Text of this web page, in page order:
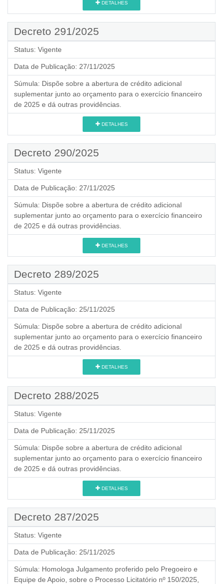
DETALHES
Decreto 291/2025
Status: Vigente
Data de Publicação: 27/11/2025
Súmula: Dispõe sobre a abertura de crédito adicional
suplementar junto ao orçamento para o exercício financeiro
de 2025 e dá outras providências.
DETALHES
Decreto 290/2025
Status: Vigente
Data de Publicação: 27/11/2025
Súmula: Dispõe sobre a abertura de crédito adicional
suplementar junto ao orçamento para o exercício financeiro
de 2025 e dá outras providências.
DETALHES
Decreto 289/2025
Status: Vigente
Data de Publicação: 25/11/2025
Súmula: Dispõe sobre a abertura de crédito adicional
suplementar junto ao orçamento para o exercício financeiro
de 2025 e dá outras providências.
DETALHES
Decreto 288/2025
Status: Vigente
Data de Publicação: 25/11/2025
Súmula: Dispõe sobre a abertura de crédito adicional
suplementar junto ao orçamento para o exercício financeiro
de 2025 e dá outras providências.
DETALHES
Decreto 287/2025
Status: Vigente
Data de Publicação: 25/11/2025
Súmula: Homologa Julgamento proferido pelo Pregoeiro e
Equipe de Apoio, sobre o Processo Licitatório nº 150/2025,